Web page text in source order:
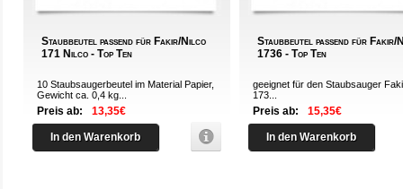
Staubbeutel passend für Fakir/Nilco
171 Nilco - Top Ten
10 Staubsaugerbeutel im Material Papier,
Gewicht ca. 0,4 kg...
Preis ab: 13,35€
In den Warenkorb
Staubbeutel passend für Fakir/
1736 - Top Ten
geeignet für den Staubsauger
173...
Preis ab: 15,35€
In den Warenkorb